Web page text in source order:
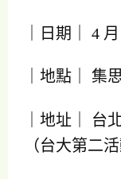
｜日期｜ 4
｜地點｜ 集
｜地址｜ 台
（台大第二